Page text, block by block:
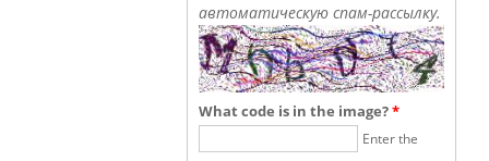
автоматическую спам-рассылку.
What code is in the image?*
Enter the